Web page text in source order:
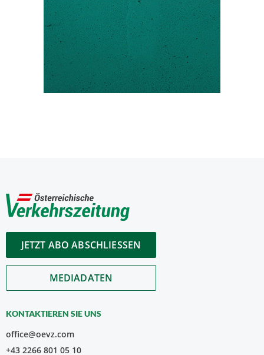
JETZT ABO ABSCHLIESSEN
MEDIADATEN
KONTAKTIEREN SIE UNS
office@oevz.com
+43 2266 801 05 10